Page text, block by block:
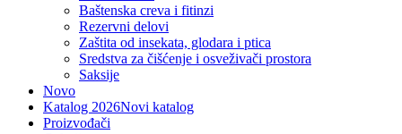
Baštenska creva i fitinzi
Rezervni delovi
Zaštita od insekata, glodara i ptica
Sredstva za čišćenje i osveživači prostora
Saksije
Novo
Katalog 2026Novi katalog
Proizvođači